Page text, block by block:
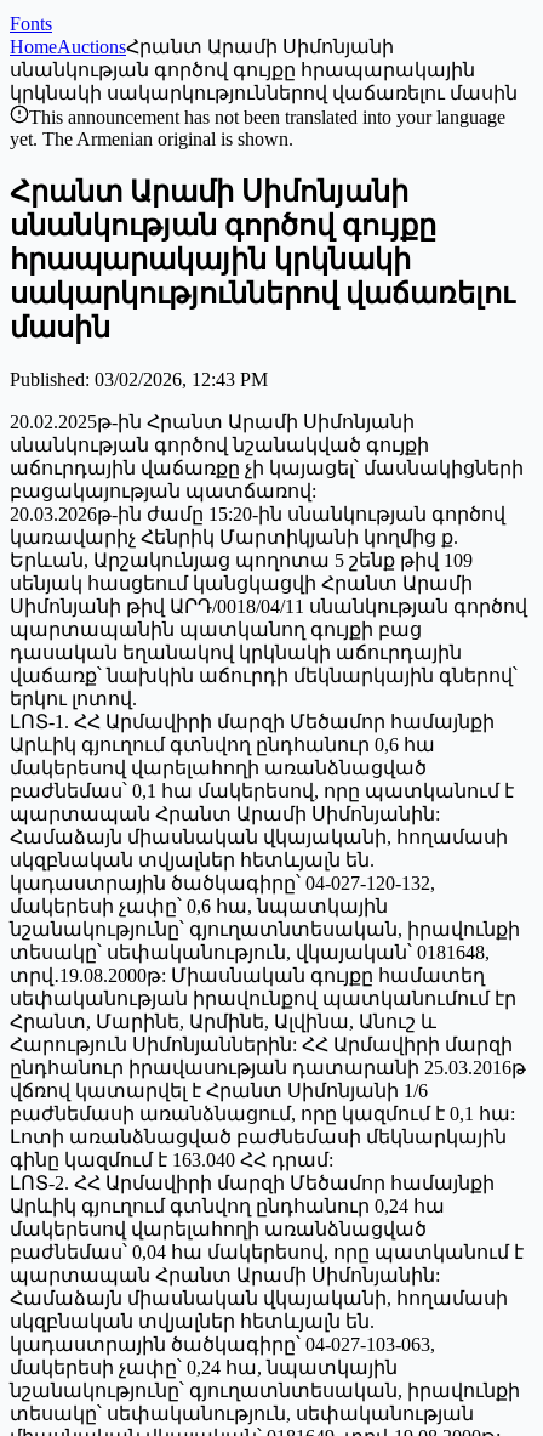
Fonts
HomeAuctionsՀրանտ Արամի Սիմոնյանի
սնանկության գործով գույքը հրապարակային
կրկնակի սակարկություններով վաճառելու մասին
This announcement has not been translated into your language
yet. The Armenian original is shown.
Հրանտ Արամի Սիմոնյանի
սնանկության գործով գույքը
հրապարակային կրկնակի
սակարկություններով վաճառելու
մասին
Published: 03/02/2026, 12:43 PM
20.02.2025թ-ին Հրանտ Արամի Սիմոնյանի
սնանկության գործով նշանակված գույքի
աճուրդային վաճառքը չի կայացել՝ մասնակիցների
բացակայության պատճառով:
20.03.2026թ-ին ժամը 15:20-ին սնանկության գործով
կառավարիչ Հենրիկ Մարտիկյանի կողմից ք.
Երևան, Արշակունյաց պողոտա 5 շենք թիվ 109
սենյակ հասցեում կանցկացվի Հրանտ Արամի
Սիմոնյանի թիվ ԱՐԴ/0018/04/11 սնանկության գործով
պարտապանին պատկանող գույքի բաց
դասական եղանակով կրկնակի աճուրդային
վաճառք՝ նախկին աճուրդի մեկնարկային գներով՝
երկու լոտով.
ԼՈՏ-1. ՀՀ Արմավիրի մարզի Մեծամոր համայնքի
Արևիկ գյուղում գտնվող ընդհանուր 0,6 հա
մակերեսով վարելահողի առանձնացված
բաժնեմաս՝ 0,1 հա մակերեսով, որը պատկանում է
պարտապան Հրանտ Արամի Սիմոնյանին:
Համաձայն միասնական վկայականի, հողամասի
սկզբնական տվյալներ հետևյալն են.
կադաստրային ծածկագիրը՝ 04-027-120-132,
մակերեսի չափը՝ 0,6 հա, նպատկային
նշանակությունը՝ գյուղատնտեսական, իրավունքի
տեսակը՝ սեփականություն, վկայական՝ 0181648,
տրվ․19.08.2000թ: Միասնական գույքը համատեղ
սեփականության իրավունքով պատկանումում էր
Հրանտ, Մարինե, Արմինե, Ալվինա, Անուշ և
Հարություն Սիմոնյաններին: ՀՀ Արմավիրի մարզի
ընդհանուր իրավասության դատարանի 25.03.2016թ
վճռով կատարվել է Հրանտ Սիմոնյանի 1/6
բաժնեմասի առանձնացում, որը կազմում է 0,1 հա:
Լոտի առանձնացված բաժնեմասի մեկնարկային
գինը կազմում է 163.040 ՀՀ դրամ:
ԼՈՏ-2. ՀՀ Արմավիրի մարզի Մեծամոր համայնքի
Արևիկ գյուղում գտնվող ընդհանուր 0,24 հա
մակերեսով վարելահողի առանձնացված
բաժնեմաս՝ 0,04 հա մակերեսով, որը պատկանում է
պարտապան Հրանտ Արամի Սիմոնյանին:
Համաձայն միասնական վկայականի, հողամասի
սկզբնական տվյալներ հետևյալն են.
կադաստրային ծածկագիրը՝ 04-027-103-063,
մակերեսի չափը՝ 0,24 հա, նպատկային
նշանակությունը՝ գյուղատնտեսական, իրավունքի
տեսակը՝ սեփականություն, սեփականության